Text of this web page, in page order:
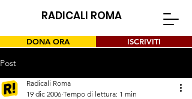
RADICALI ROMA
DONA ORA ISCRIVITI
Post
Radicali Roma
19 dic 2006 Tempo di lettura: 1 min